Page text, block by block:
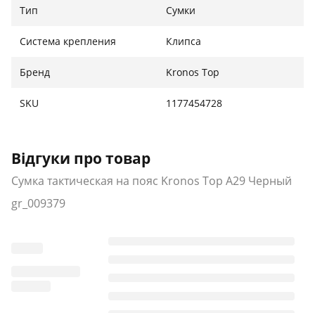
Тип Сумки
Система крепления Клипса
Бренд Kronos Top
SKU 1177454728
Відгуки про товар
Сумка тактическая на пояс Kronos Top A29 Черный
gr_009379